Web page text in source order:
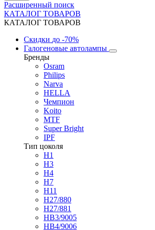
Расширенный поиск
КАТАЛОГ ТОВАРОВ
КАТАЛОГ ТОВАРОВ
Скидки до -70%
Галогеновые автолампы
Бренды
Osram
Philips
Narva
HELLA
Чемпион
Koito
MTF
Super Bright
IPF
Тип цоколя
H1
H3
H4
H7
H11
H27/880
H27/881
HB3/9005
HB4/9006